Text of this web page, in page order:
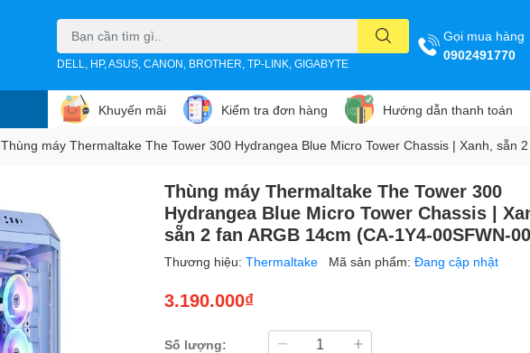
DELL, HP, ASUS, CANON, BROTHER, TP-LINK, GIGABYTE
Gọi mua hàng
0902491770
Khuyến mãi Kiểm tra đơn hàng Hướng dẫn thanh toán
Thùng máy Thermaltake The Tower 300 Hydrangea Blue Micro Tower Chassis | Xanh, sẵn
Thùng máy Thermaltake The Tower 300
Hydrangea Blue Micro Tower Chassis |
sẵn 2 fan ARGB 14cm (CA-1Y4-00SFWN-
Thương hiệu:Thermaltake Mã sản phẩm:Đang cập nhật
3.190.000₫
Số lượng: